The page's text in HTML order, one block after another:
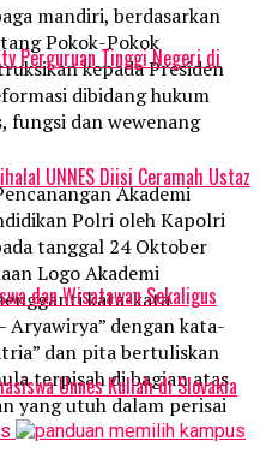
mandiri, berdasarkan
Pokok-Pokok
kepada Presiden
dibidang hukum
fungsi dan wewenang
Akademi
Polri oleh Kapolri
tanggal 24 Oktober
Logo Akademi
kata-kata
Aryawirya” dengan kata-
dan pita bertuliskan
terpisah di bagian atas
yang utuh dalam perisai
Perguruan Tinggi Negeri di
UNNES Diisi Ceramah Ustaz
dan Wisatawan Sekaligus
Unnes Kuliah di Slovakia